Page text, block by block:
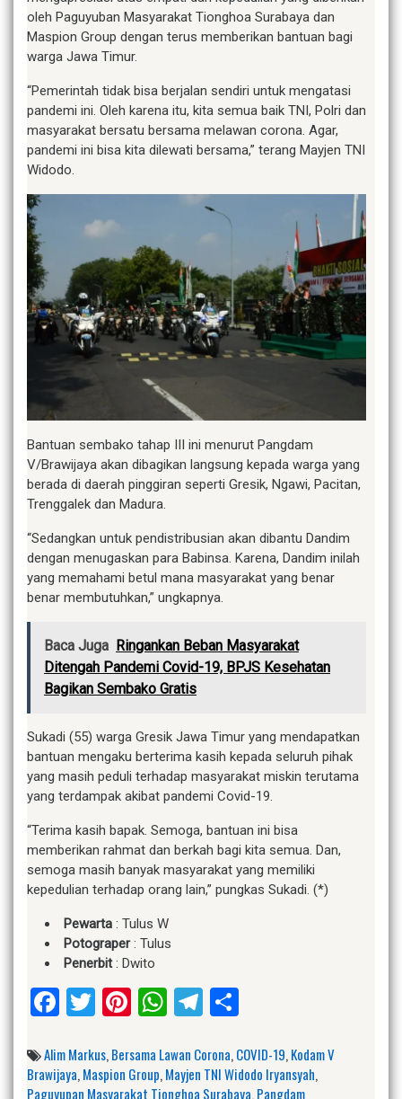
oleh Paguyuban Masyarakat Tionghoa Surabaya dan
Maspion Group dengan terus memberikan bantuan bagi
warga Jawa Timur.
“Pemerintah tidak bisa berjalan sendiri untuk mengatasi
pandemi ini. Oleh karena itu, kita semua baik TNI, Polri dan
masyarakat bersatu bersama melawan corona. Agar,
pandemi ini bisa kita dilewati bersama,” terang Mayjen TNI
Widodo.
Bantuan sembako tahap III ini menurut Pangdam
V/Brawijaya akan dibagikan langsung kepada warga yang
berada di daerah pinggiran seperti Gresik, Ngawi, Pacitan,
Trenggalek dan Madura.
“Sedangkan untuk pendistribusian akan dibantu Dandim
dengan menugaskan para Babinsa. Karena, Dandim inilah
yang memahami betul mana masyarakat yang benar
benar membutuhkan,” ungkapnya.
Baca Juga Ringankan Beban Masyarakat
Ditengah Pandemi Covid-19, BPJS Kesehatan
Bagikan Sembako Gratis
Sukadi (55) warga Gresik Jawa Timur yang mendapatkan
bantuan mengaku berterima kasih kepada seluruh pihak
yang masih peduli terhadap masyarakat miskin terutama
yang terdampak akibat pandemi Covid-19.
“Terima kasih bapak. Semoga, bantuan ini bisa
memberikan rahmat dan berkah bagi kita semua. Dan,
semoga masih banyak masyarakat yang memiliki
kepedulian terhadap orang lain,” pungkas Sukadi. (*)
Pewarta : Tulus W
Potograper: Tulus
Penerbit: Dwito
Facebook
Twitter
Pinterest
WhatsApp
Telegram
Alim Markus,Bersama Lawan Corona,COVID-19,Kodam V
Brawijaya,Maspion Group,Mayjen TNI Widodo Iryansyah,
Paguyupan Masyarakat Tionghoa Surabaya,Pangdam